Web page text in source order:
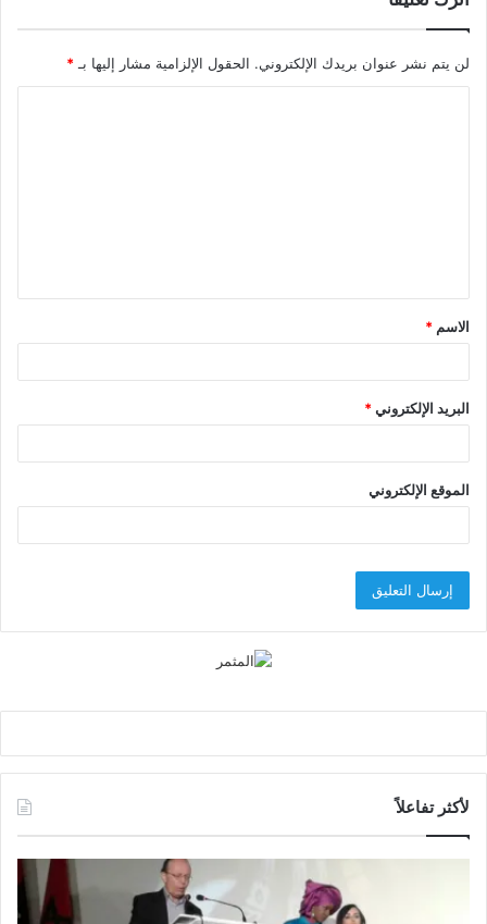
لن يتم نشر عنوان بريدك الإلكتروني. الحقول الإلزامية مشار إليها بـ*
ق
*
الاسم *
البريد الإلكتروني*
الموقع الإلكتروني
لأكثر تفاعلاً